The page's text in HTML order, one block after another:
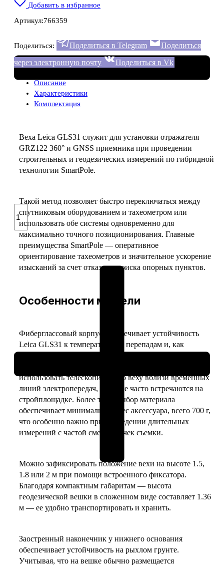
Количество
товара
Веха
телескопическая
Leica
GLS31
Добавить в избранное
Артикул:766359
Поделиться: Поделиться в Telegram
Поделиться
через электронную почту
Поделиться в Vk
Описание
Характеристики
Комплектация
Веха Leica GLS31 служит для установки отражателя
GRZ122 360° и GNSS приемника при проведении
строительных и геодезических измерений по гибридной
технологии SmartPole.
Такой метод позволяет быстро переключаться между
спутниковым оборудованием и тахеометром или
использовать обе системы одновременно для
максимально точного позиционирования. Главные
преимущества SmartPole — оперативное
ориентирование тахеометров и значительное ускорение
изысканий за счет отказа от поиска опорных пунктов.
Особенности модели
Фиберглассовый корпус обеспечивает устойчивость
Leica GLS31 к температурным перепадам и, как
использовать телескопическую веху вблизи временных
линий электропередач, которые часто встречаются на
стройплощадке. Более того, выбор материала
обеспечивает минимальный вес аксессуара, всего 700 г,
что особенно важно при проведении длительных
измерений с частой сменой точек съемки.
Можно зафиксировать положение вехи на высоте 1.5,
1.8 или 2 м при помощи встроенного фиксатора.
Благодаря компактным габаритам — высота
геодезической вешки в сложенном виде составляет 1.36
м — ее удобно транспортировать и хранить.
Заостренный наконечник у нижнего основания
обеспечивает устойчивость на рыхлом грунте.
Учитывая, что на вешке обычно размещается